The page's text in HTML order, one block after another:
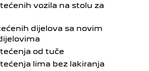
vozila na stolu za
dijelova sa novim
od tuče
lima bez lakiranja